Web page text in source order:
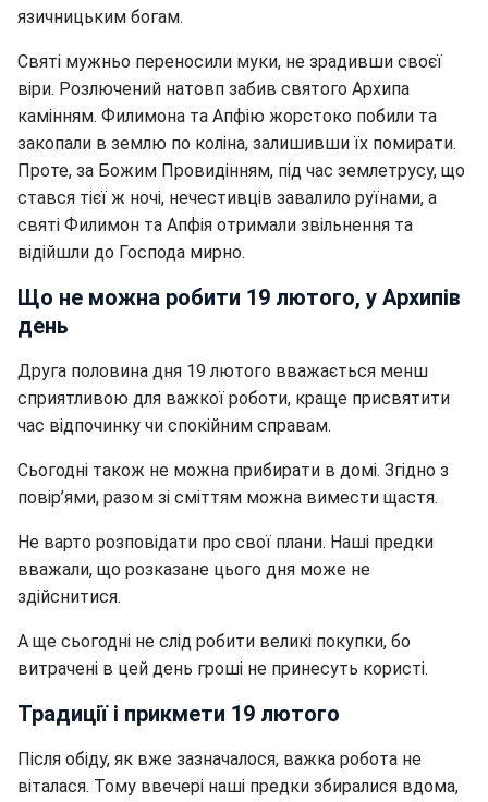
язичницьким богам.
Святі мужньо переносили муки, не зрадивши своєї
віри. Розлючений натовп забив святого Архипа
камінням. Филимона та Апфію жорстоко побили та
закопали в землю по коліна, залишивши їх помирати.
Проте, за Божим Провидінням, під час землетрусу, що
стався тієї ж ночі, нечестивців завалило руїнами, а
святі Филимон та Апфія отримали звільнення та
відійшли до Господа мирно.
Що не можна робити 19 лютого, у Архипів
день
Друга половина дня 19 лютого вважається менш
сприятливою для важкої роботи, краще присвятити
час відпочинку чи спокійним справам.
Сьогодні також не можна прибирати в домі. Згідно з
повір’ями, разом зі сміттям можна вимести щастя.
Не варто розповідати про свої плани. Наші предки
вважали, що розказане цього дня може не
здійснитися.
А ще сьогодні не слід робити великі покупки, бо
витрачені в цей день гроші не принесуть користі.
Традиції і прикмети 19 лютого
Після обіду, як вже зазначалося, важка робота не
віталася. Тому ввечері наші предки збиралися вдома,